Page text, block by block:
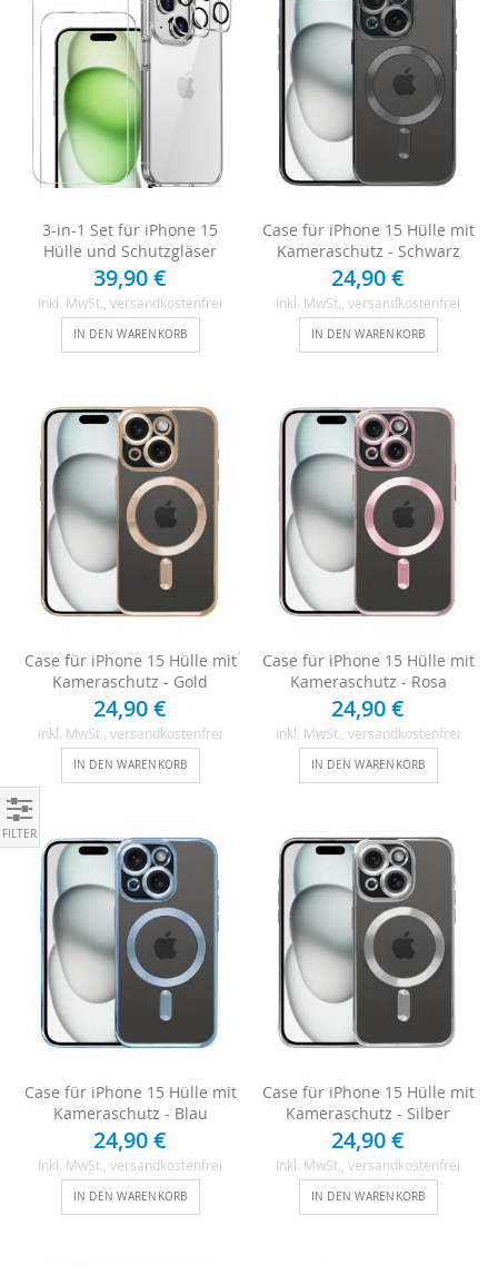
3-in-1 Set für iPhone 15
Hülle und Schutzgläser
39,90 €
Inkl. MwSt. , versandkostenfrei
IN DEN WARENKORB
Case für iPhone 15 Hülle mit
Kameraschutz - Schwarz
24,90 €
Inkl. MwSt. , versandkostenfrei
IN DEN WARENKORB
Case für iPhone 15 Hülle mit
Kameraschutz - Gold
24,90 €
Inkl. MwSt., versandkostenfrei
IN DEN WARENKORB
Case für iPhone 15 Hülle mit
Kameraschutz - Rosa
24,90 €
Inkl. MwSt., versandkostenfrei
IN DEN WARENKORB
Case für iPhone 15 Hülle mit
Kameraschutz - Blau
24,90 €
Inkl. MwSt. , versandkostenfrei
IN DEN WARENKORB
Case für iPhone 15 Hülle mit
Kameraschutz - Silber
24,90 €
Inkl. MwSt. , versandkostenfrei
IN DEN WARENKORB
Einkaufen nach